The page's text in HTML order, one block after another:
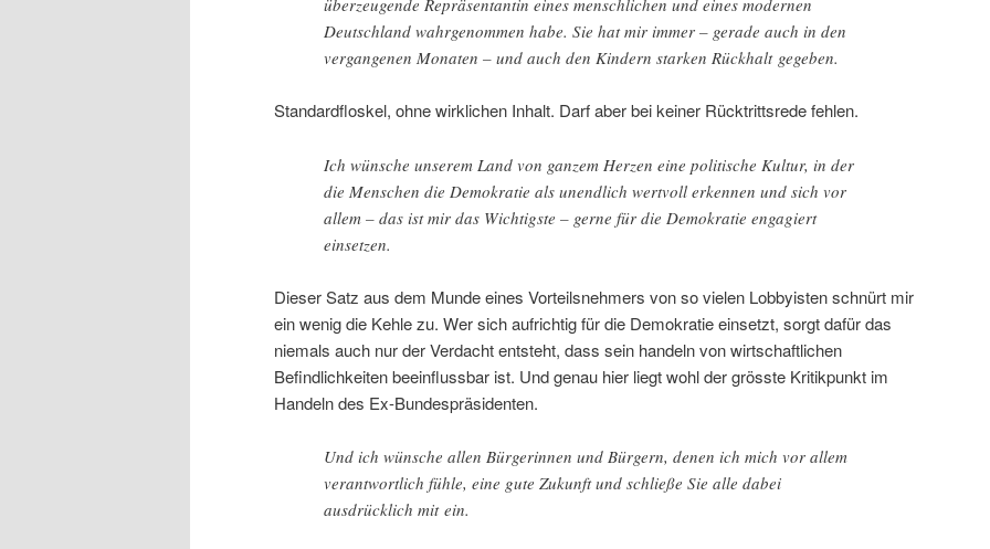
Deutschland wahrgenommen habe. Sie hat mir immer – gerade auch in den
vergangenen Monaten – und auch den Kindern starken Rückhalt gegeben.
Standardfloskel, ohne wirklichen Inhalt. Darf aber bei keiner Rücktrittsrede fehlen.
Ich wünsche unserem Land von ganzem Herzen eine politische Kultur, in der
die Menschen die Demokratie als unendlich wertvoll erkennen und sich vor
allem – das ist mir das Wichtigste – gerne für die Demokratie engagiert
einsetzen.
Dieser Satz aus dem Munde eines Vorteilsnehmers von so vielen Lobbyisten schnürt mir
ein wenig die Kehle zu. Wer sich aufrichtig für die Demokratie einsetzt, sorgt dafür das
niemals auch nur der Verdacht entsteht, dass sein handeln von wirtschaftlichen
Befindlichkeiten beeinflussbar ist. Und genau hier liegt wohl der grösste Kritikpunkt im
Handeln des Ex-Bundespräsidenten.
Und ich wünsche allen Bürgerinnen und Bürgern, denen ich mich vor allem
verantwortlich fühle, eine gute Zukunft und schließe Sie alle dabei
ausdrücklich mit ein.